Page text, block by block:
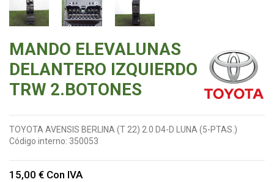
MANDO ELEVALUNAS
DELANTERO IZQUIERDO
TRW 2.BOTONES
TOYOTA AVENSIS BERLINA (T 22) 2.0 D4-D LUNA (5-PTAS.)
Código interno: 350053
15,00 € Con IVA